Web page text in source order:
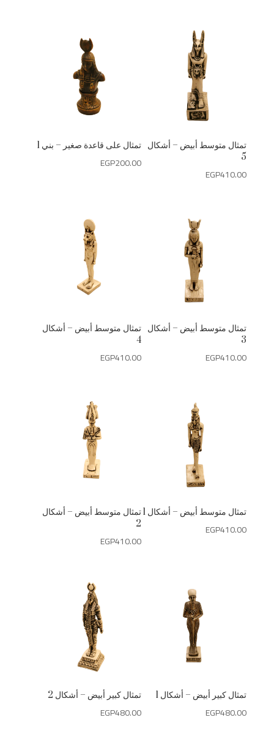
تمثال على قاعدة صغير – بني 1
EGP200.00
تمثال متوسط أبيض – أشكال
5
EGP410.00
تمثال متوسط أبيض – أشكال
4
EGP410.00
تمثال متوسط أبيض – أشكال
3
EGP410.00
تمثال متوسط أبيض – أشكال
2
EGP410.00
تمثال متوسط أبيض – أشكال 1
EGP410.00
تمثال كبير أبيض – أشكال 2
EGP480.00
تمثال كبير أبيض – أشكال 1
EGP480.00